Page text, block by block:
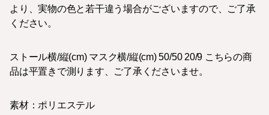
より、実物の色と若干違う場合がございますので、ご了承
ください。
ストール横/縦(cm) マスク横/縦(cm) 50/50 20/9 こちらの商
品は平置きで測ります、ご了承くださいませ。
素材：ポリエステル